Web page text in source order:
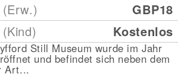
(Erw.)
GBP18
Kostenlos
Still Museum wurde im Jahr
und befindet sich neben dem
Art...